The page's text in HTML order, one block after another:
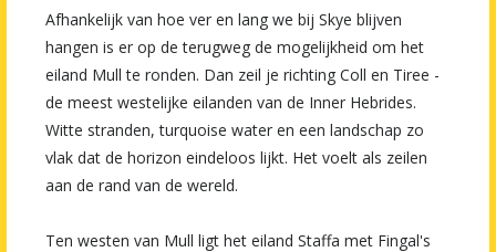
Afhankelijk van hoe ver en lang we bij Skye blijven
hangen is er op de terugweg de mogelijkheid om het
eiland Mull te ronden. Dan zeil je richting Coll en Tiree -
de meest westelijke eilanden van de Inner Hebrides.
Witte stranden, turquoise water en een landschap zo
vlak dat de horizon eindeloos lijkt. Het voelt als zeilen
aan de rand van de wereld.
Ten westen van Mull ligt het eiland Staffa met Fingal's